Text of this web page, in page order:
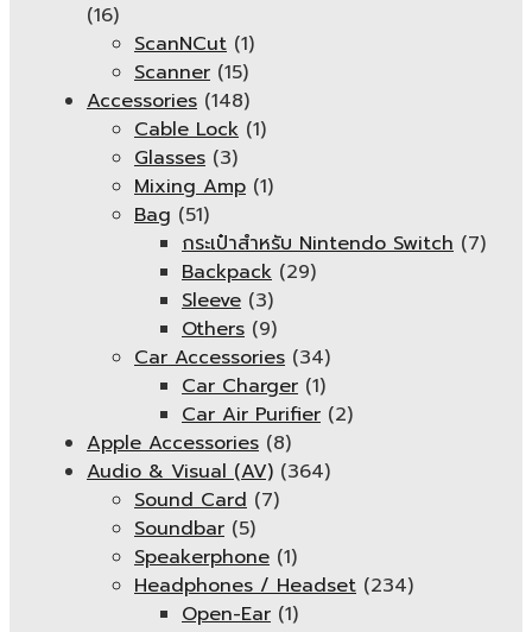
(16)
ScanNCut (1)
Scanner (15)
Accessories (148)
Cable Lock (1)
Glasses (3)
Mixing Amp (1)
Bag (51)
กระเป๋าสำหรับ Nintendo Switch (7)
Backpack (29)
Sleeve (3)
Others (9)
Car Accessories (34)
Car Charger (1)
Car Air Purifier (2)
Apple Accessories (8)
Audio & Visual (AV) (364)
Sound Card (7)
Soundbar (5)
Speakerphone (1)
Headphones / Headset (234)
Open-Ear (1)